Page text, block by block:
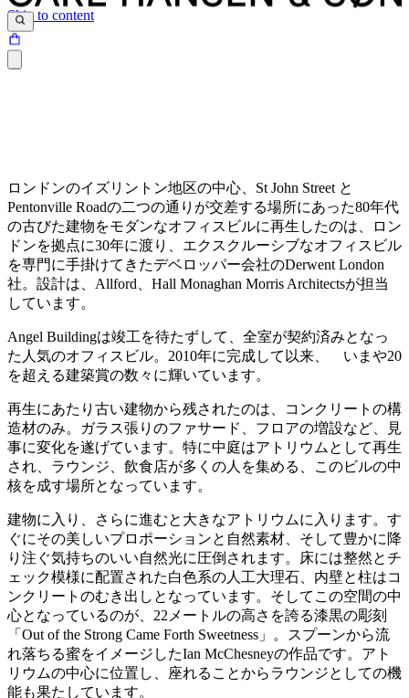
Skip to content
ロンドンのイズリントン地区の中心、St John Street と
Pentonville Roadの二つの通りが交差する場所にあった80年代
の古びた建物をモダンなオフィスビルに再生したのは、ロン
ドンを拠点に30年に渡り、エクスクルーシブなオフィスビル
を専門に手掛けてきたデベロッパー会社のDerwent London
社。設計は、Allford、Hall Monaghan Morris Architectsが担当
しています。
Angel Buildingは竣工を待たずして、全室が契約済みとなっ
た人気のオフィスビル。2010年に完成して以来、 いまや20
を超える建築賞の数々に輝いています。
再生にあたり古い建物から残されたのは、コンクリートの構
造材のみ。ガラス張りのファサード、フロアの増設など、見
事に変化を遂げています。特に中庭はアトリウムとして再生
され、ラウンジ、飲食店が多くの人を集める、このビルの中
核を成す場所となっています。
建物に入り、さらに進むと大きなアトリウムに入ります。す
ぐにその美しいプロポーションと自然素材、そして豊かに降
り注ぐ気持ちのいい自然光に圧倒されます。床には整然とチ
ェック模様に配置された白色系の人工大理石、内壁と柱はコ
ンクリートのむき出しとなっています。そしてこの空間の中
心となっているのが、22メートルの高さを誇る漆黒の彫刻
「Out of the Strong Came Forth Sweetness」。スプーンから流
れ落ちる蜜をイメージしたIan McChesneyの作品です。アト
リウムの中心に位置し、座れることからラウンジとしての機
能も果たしています。